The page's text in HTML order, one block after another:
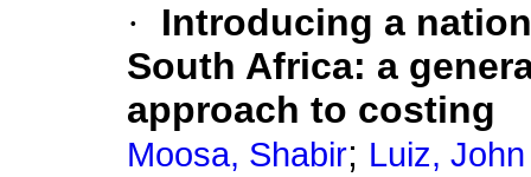
·
Introducing a
South Africa: a
approach to costing
Moosa, Shabir; Luiz,